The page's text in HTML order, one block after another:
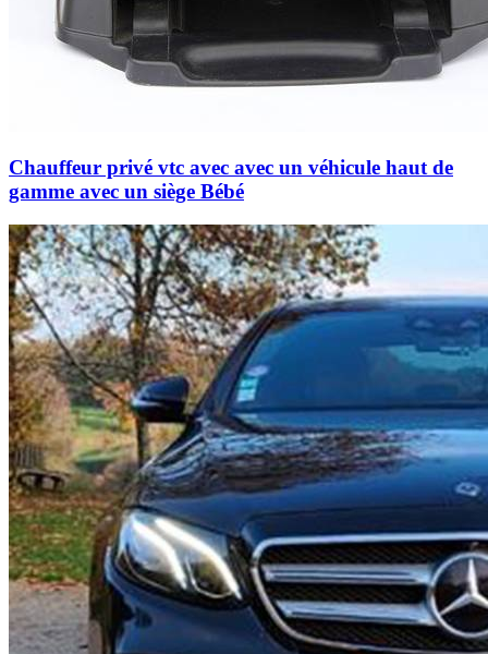
Chauffeur privé vtc avec avec un véhicule haut de
gamme avec un siège Bébé